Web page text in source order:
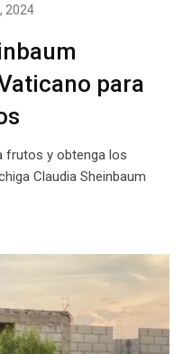
2024
para
frutos y obtenga los
Claudia Sheinbaum